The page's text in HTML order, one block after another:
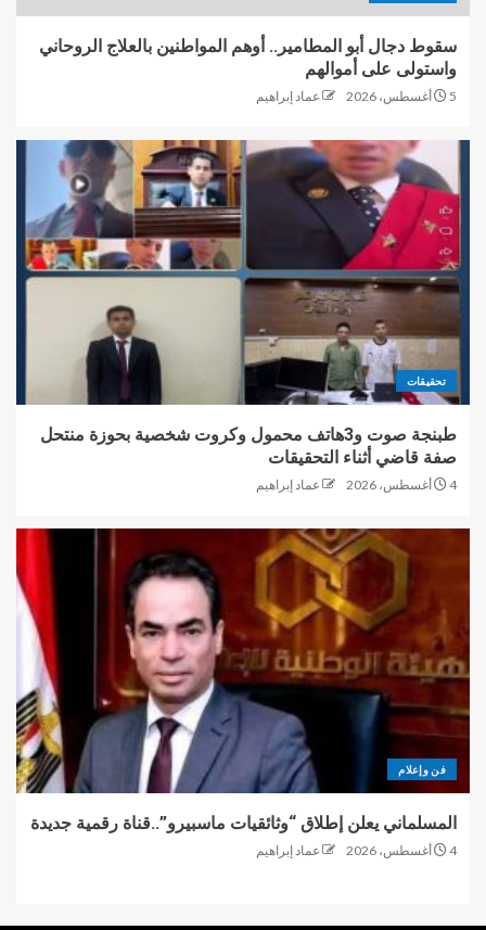
سقوط دجال أبو المطامير.. أوهم المواطنين بالعلاج الروحاني
واستولى على أموالهم
5 أغسطس، 2026 عماد إبراهيم
تحقيقات
طبنجة صوت و3هاتف محمول وكروت شخصية بحوزة منتحل
صفة قاضي أثناء التحقيقات
4 أغسطس، 2026 عماد إبراهيم
فن وإعلام
المسلماني يعلن إطلاق “وثائقيات ماسبيرو”..قناة رقمية جديدة
4 أغسطس، 2026 عماد إبراهيم